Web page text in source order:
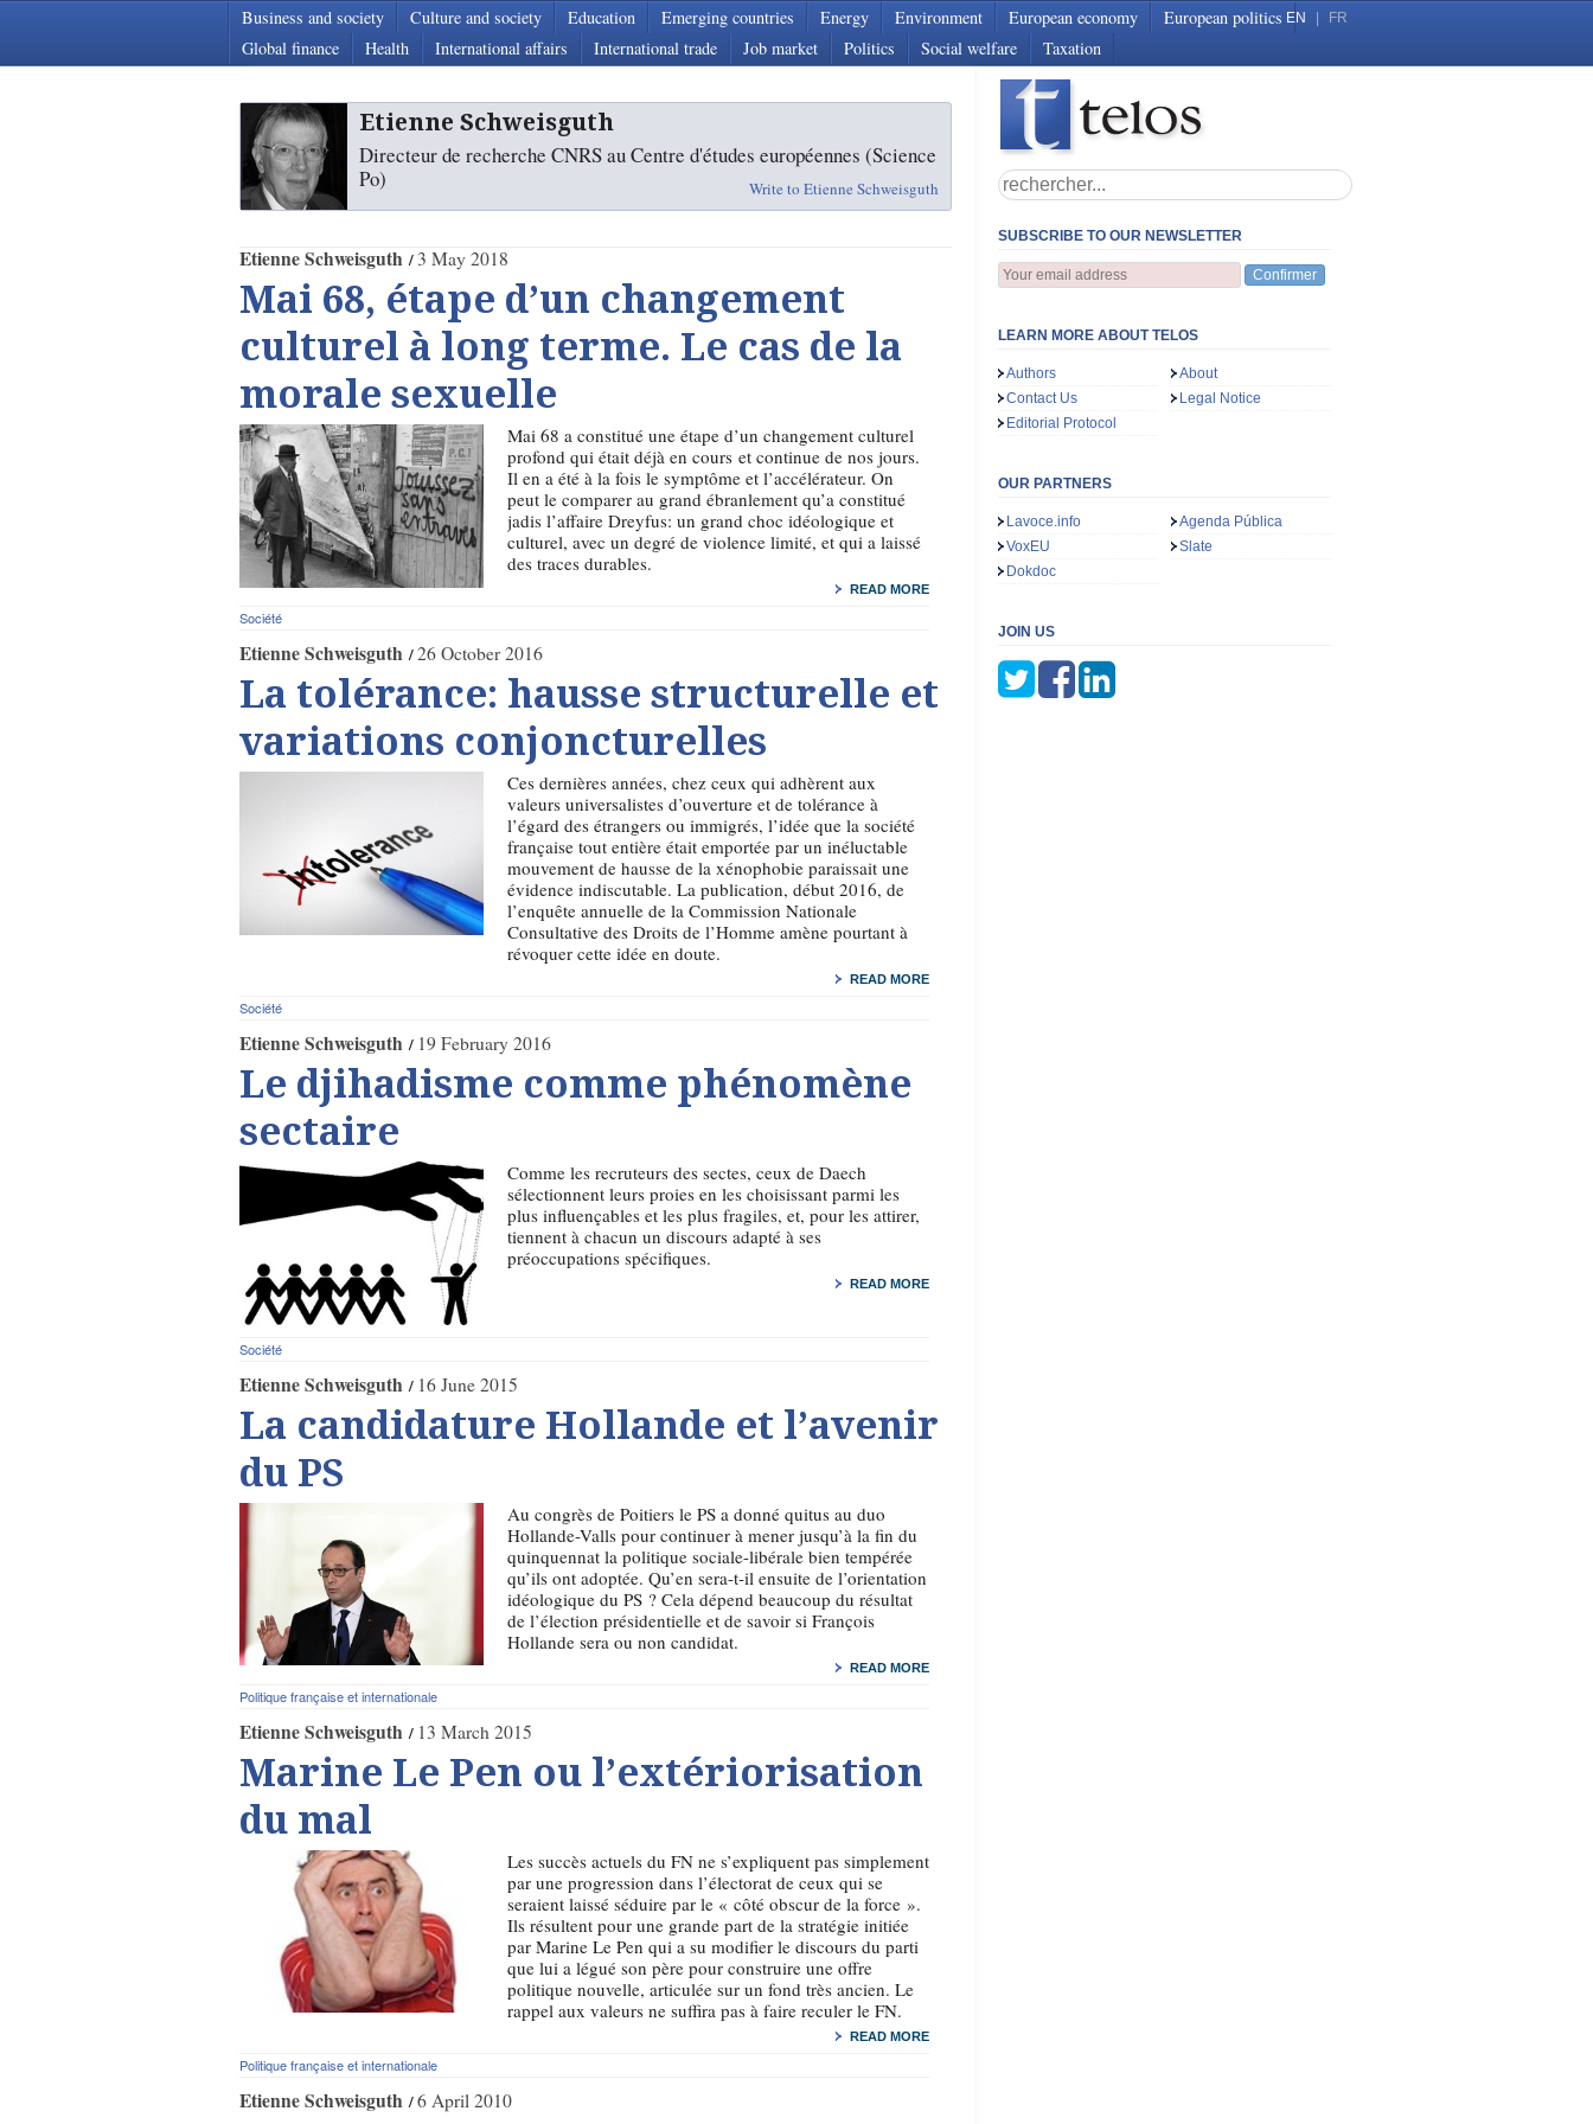
Business and society Culture and society Education Emerging countries Energy Environment European economy
European politics
Global finance
Health International affairs International trade Job market Politics Social welfare Taxation
EN FR
Etienne Schweisguth
Directeur de recherche CNRS au Centre d'études européennes (Science
Po)
Write to Etienne Schweisguth
Etienne Schweisguth 3 May 2018
Mai 68, étape d’un changement
culturel à long terme. Le cas de la
morale sexuelle
Mai 68 a constitué une étape d’un changement culturel
profond qui était déjà en cours et continue de nos jours.
Il en a été à la fois le symptôme et l’accélérateur. On
peut le comparer au grand ébranlement qu’a constitué
jadis l’affaire Dreyfus: un grand choc idéologique et
culturel, avec un degré de violence limité, et qui a laissé
des traces durables.
READ MORE
Société
Etienne Schweisguth 26 October 2016
La tolérance: hausse structurelle et
variations conjoncturelles
Ces dernières années, chez ceux qui adhèrent aux
valeurs universalistes d’ouverture et de tolérance à
l’égard des étrangers ou immigrés, l’idée que la société
française tout entière était emportée par un inéluctable
mouvement de hausse de la xénophobie paraissait une
évidence indiscutable. La publication, début 2016, de
l’enquête annuelle de la Commission Nationale
Consultative des Droits de l’Homme amène pourtant à
révoquer cette idée en doute.
READ MORE
Société
Etienne Schweisguth 19 February 2016
Le djihadisme comme phénomène
sectaire
Comme les recruteurs des sectes, ceux de Daech
sélectionnent leurs proies en les choisissant parmi les
plus influençables et les plus fragiles, et, pour les attirer,
tiennent à chacun un discours adapté à ses
préoccupations spécifiques.
READ MORE
Société
Etienne Schweisguth 16 June 2015
La candidature Hollande et l’avenir
du PS
Au congrès de Poitiers le PS a donné quitus au duo
Hollande-Valls pour continuer à mener jusqu’à la fin du
quinquennat la politique sociale-libérale bien tempérée
qu’ils ont adoptée. Qu’en sera-t-il ensuite de l’orientation
idéologique du PS ? Cela dépend beaucoup du résultat
de l’élection présidentielle et de savoir si François
Hollande sera ou non candidat.
READ MORE
Politique française et internationale
Etienne Schweisguth 13 March 2015
Marine Le Pen ou l’extériorisation
du mal
Les succès actuels du FN ne s’expliquent pas simplement
par une progression dans l’électorat de ceux qui se
seraient laissé séduire par le « côté obscur de la force ».
Ils résultent pour une grande part de la stratégie initiée
par Marine Le Pen qui a su modifier le discours du parti
que lui a légué son père pour construire une offre
politique nouvelle, articulée sur un fond très ancien. Le
rappel aux valeurs ne suffira pas à faire reculer le FN.
READ MORE
Politique française et internationale
Etienne Schweisguth 6 April 2010
SUBSCRIBE TO OUR NEWSLETTER
Confirmer
LEARN MORE ABOUT TELOS
Authors
About
Contact Us
Legal Notice
Editorial Protocol
OUR PARTNERS
Lavoce.info
Agenda Pública
VoxEU
Slate
Dokdoc
JOIN US